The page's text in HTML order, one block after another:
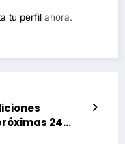
tu perfil ahora.
24